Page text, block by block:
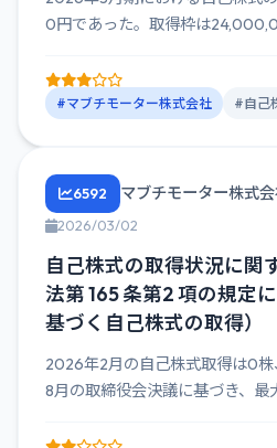
0円であった。取得枠は
#マブチモーター株式会社 #自己
6592 マブチモーター株式
2026/03/02
自己株式の取得状況に関
法第 165 条第2 項の規定
基づく自己株式の取得）
2026年2月の自己株式取得は0
8月の取締役会決議に基づき、